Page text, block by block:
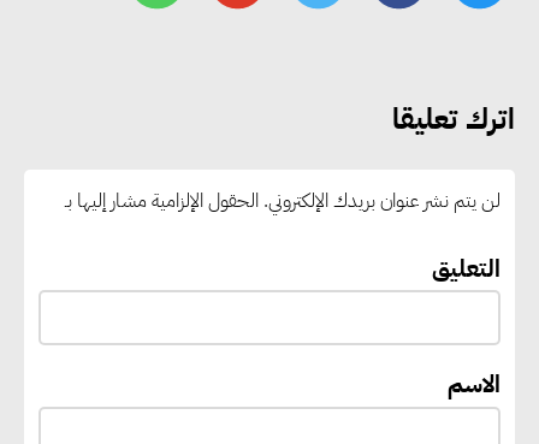
اترك تعليقا
لن يتم نشر عنوان بريدك الإلكتروني. الحقول الإلزامية مشار إليها بـ
التعليق
الاسم
وجذب استثمارات جديدة إلى مصر
الانتظار حتى نهاية المرحلة
رئيس الوزراء يستقبل المدير العام
لمنظمة اليونسكو